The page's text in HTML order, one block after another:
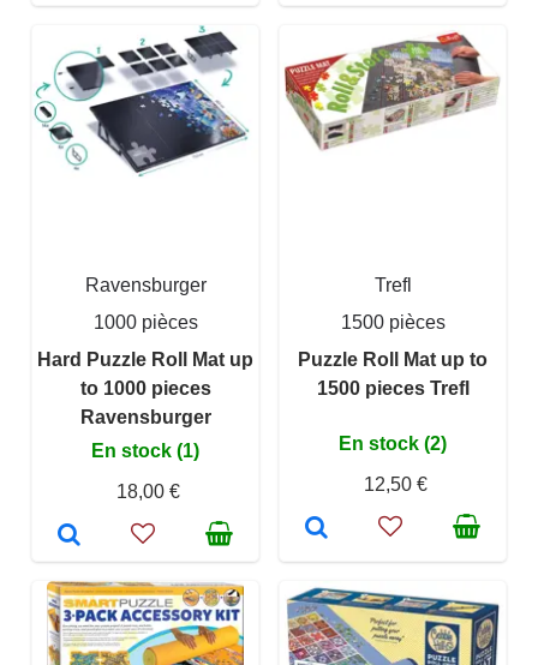
Ravensburger
1000 pièces
Hard Puzzle Roll Mat up
to 1000 pieces
Ravensburger
En stock (1)
18,00 €
Trefl
1500 pièces
Puzzle Roll Mat up to
1500 pieces Trefl
En stock (2)
12,50 €